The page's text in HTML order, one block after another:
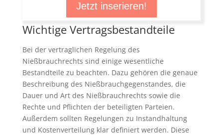
Jetzt inserieren!
Wichtige Vertragsbestandteile
Bei der vertraglichen Regelung des
Nießbrauchrechts sind einige wesentliche
Bestandteile zu beachten. Dazu gehören die genaue
Beschreibung des Nießbrauchgegenstandes, die
Dauer und Art des Nießbrauchrechts sowie die
Rechte und Pflichten der beteiligten Parteien.
Außerdem sollten Regelungen zu Instandhaltung
und Kostenverteilung klar definiert werden. Diese